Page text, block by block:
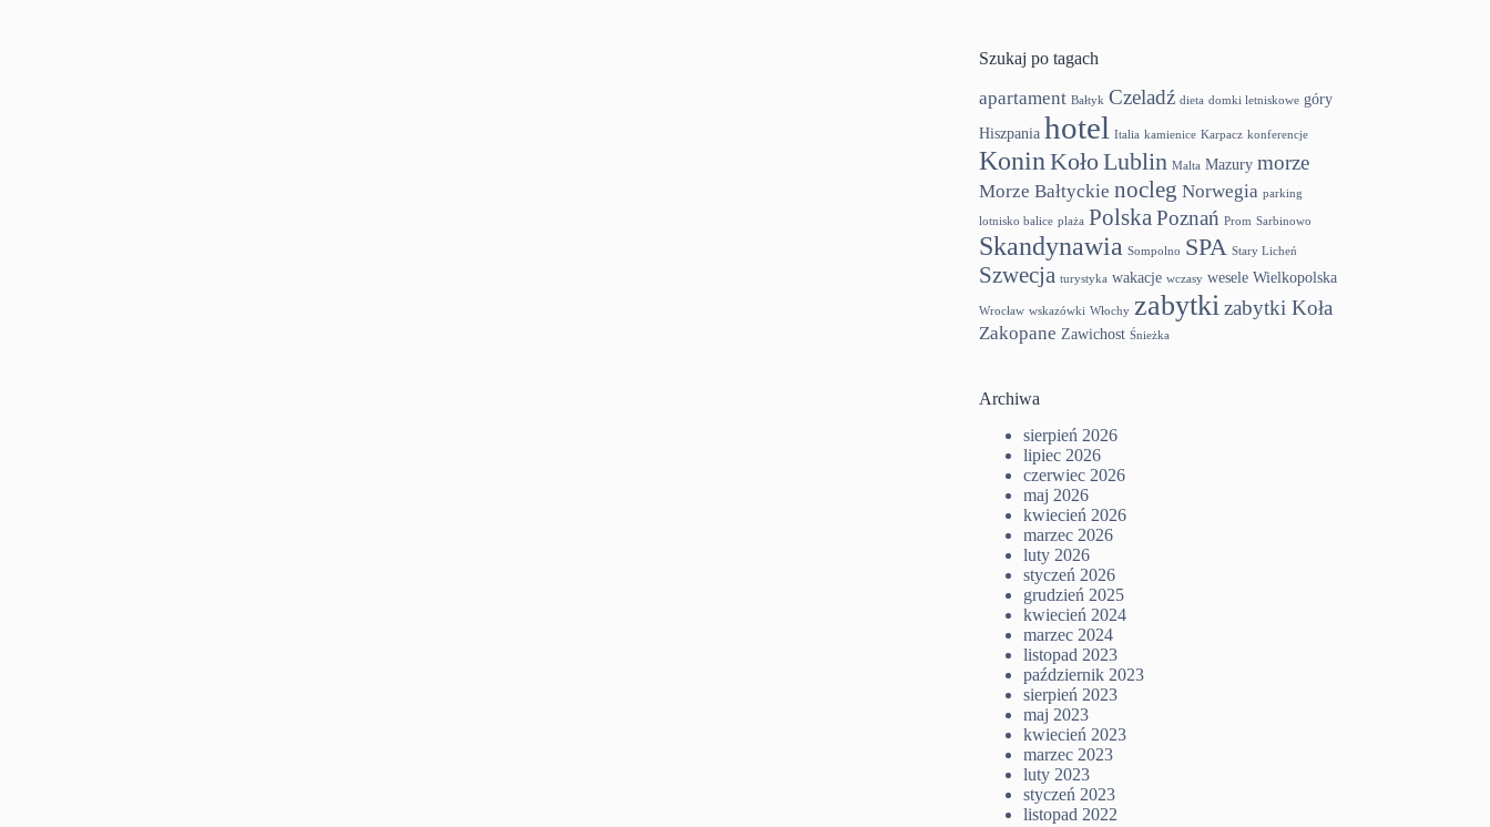
Szukaj po tagach
apartament Bałtyk Czeladź dieta domki letniskowe góry
Hiszpania hotel Italia kamienice Karpacz konferencje
Konin Koło Lublin Malta Mazury morze
Morze Bałtyckie nocleg Norwegia parking
lotnisko balice plaża PolskaPoznań Prom Sarbinowo
Skandynawia Sompolno SPA Stary Licheń
Szwecja turystyka wakacje wczasy wesele Wielkopolska
Wrocław wskazówki Włochy zabytkizabytki Koła
Zakopane Zawichost Śnieżka
Archiwa
sierpień 2026
lipiec 2026
czerwiec 2026
maj 2026
kwiecień 2026
marzec 2026
luty 2026
styczeń 2026
grudzień 2025
kwiecień 2024
marzec 2024
listopad 2023
październik 2023
sierpień 2023
maj 2023
kwiecień 2023
marzec 2023
luty 2023
styczeń 2023
listopad 2022